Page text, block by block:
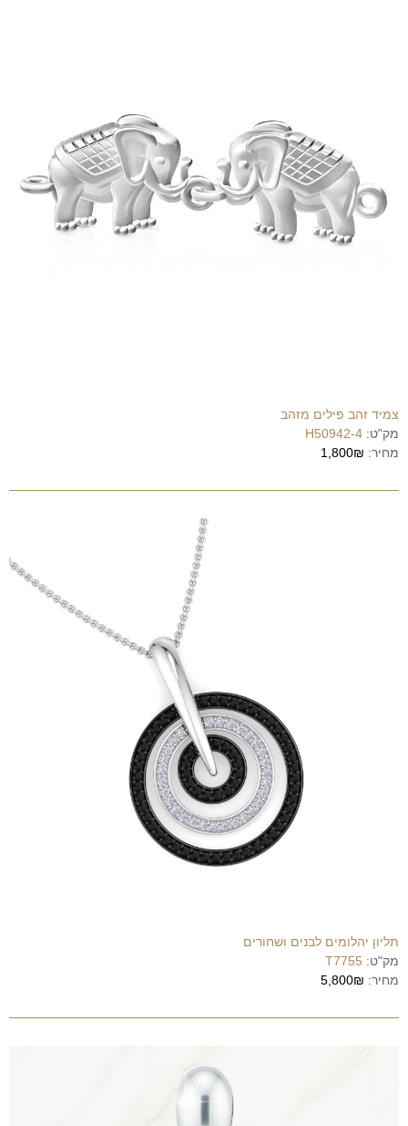
צמיד זהב פילים מזהב
מק"ט: H50942-4
מחיר: 1,800₪
תליון יהלומים לבנים ושחורים
מק"ט: T7755
מחיר: 5,800₪